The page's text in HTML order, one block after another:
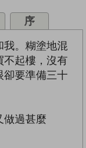
序
我。糊塗地混
不起樓，沒有
卻要準備三十
做過甚麼